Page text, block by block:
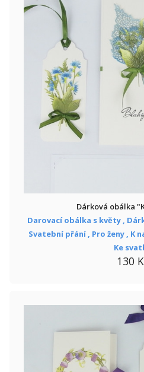
Dárková obálka
Darovací obálka s květy ,
Svatební přání , Pro ženy , K
Ke
130